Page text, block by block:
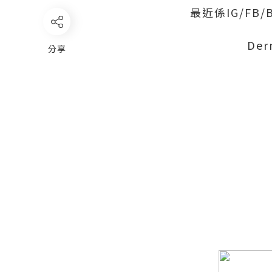
分享
最近係IG/